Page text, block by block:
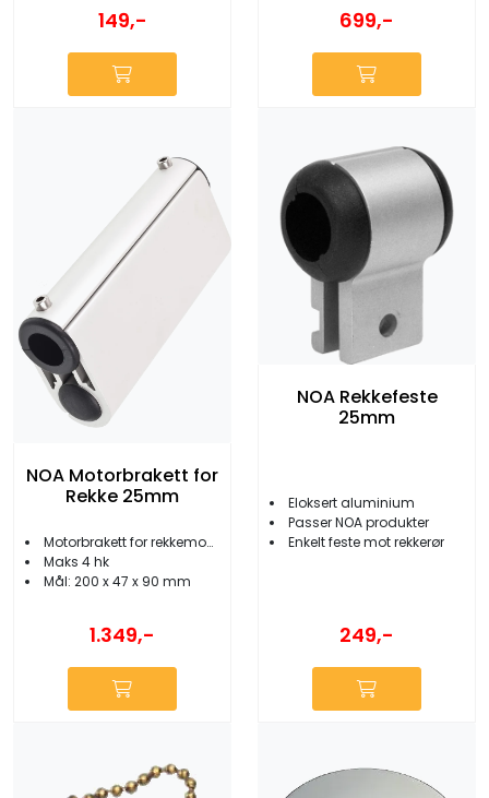
149,- 699,-
NOA Motorbrakett for
Rekke 25mm
Motorbrakett for rekkemontering
Maks 4 hk
Mål: 200 x 47 x 90 mm
1.349,-
NOA Rekkefeste
25mm
Eloksert aluminium
Passer NOA produkter
Enkelt feste mot rekkerør
249,-